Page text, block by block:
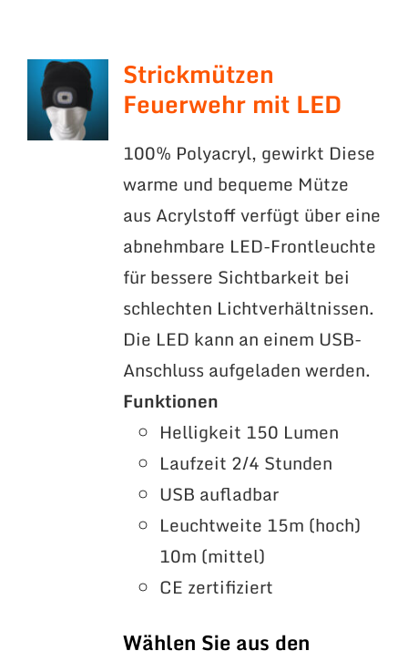
Strickmützen
Feuerwehr mit LED
100% Polyacryl, gewirkt Diese
warme und bequeme Mütze
aus Acrylstoff verfügt über eine
abnehmbare LED-Frontleuchte
für bessere Sichtbarkeit bei
schlechten Lichtverhältnissen.
Die LED kann an einem USB-
Anschluss aufgeladen werden.
Funktionen
Helligkeit 150 Lumen
Laufzeit 2/4 Stunden
USB aufladbar
Leuchtweite 15m (hoch)
10m (mittel)
CE zertifiziert
Wählen Sie aus den